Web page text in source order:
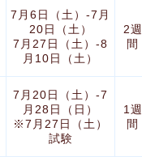
7月6日（土）-7月
20日（土）
7月27日（土）-8
月10日（土）
2週
間
7月20日（土）-7
月28日（日）
※7月27日（土）
試験
1週
間